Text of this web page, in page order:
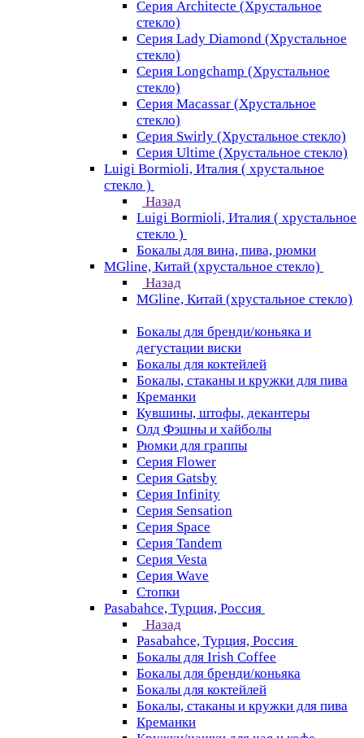
Серия Architecte (Хрустальное
стекло)
Серия Lady Diamond (Хрустальное
стекло)
Серия Longchamp (Хрустальное
стекло)
Серия Macassar (Хрустальное
стекло)
Серия Swirly (Хрустальное стекло)
Серия Ultime (Хрустальное стекло)
Luigi Bormioli, Италия ( хрустальное
стекло )
Назад
Luigi Bormioli, Италия ( хрустальное
стекло )
Бокалы для вина, пива, рюмки
MGline, Китай (хрустальное стекло)
Назад
MGline, Китай (хрустальное стекло)
Бокалы для бренди/коньяка и
дегустации виски
Бокалы для коктейлей
Бокалы, стаканы и кружки для пива
Креманки
Кувшины, штофы, декантеры
Олд Фэшны и хайболы
Рюмки для граппы
Серия Flower
Серия Gatsby
Серия Infinity
Серия Sensation
Серия Space
Серия Tandem
Серия Vesta
Серия Wave
Стопки
Pasabahce, Турция, Россия
Назад
Pasabahce, Турция, Россия
Бокалы для Irish Coffee
Бокалы для бренди/коньяка
Бокалы для коктейлей
Бокалы, стаканы и кружки для пива
Креманки